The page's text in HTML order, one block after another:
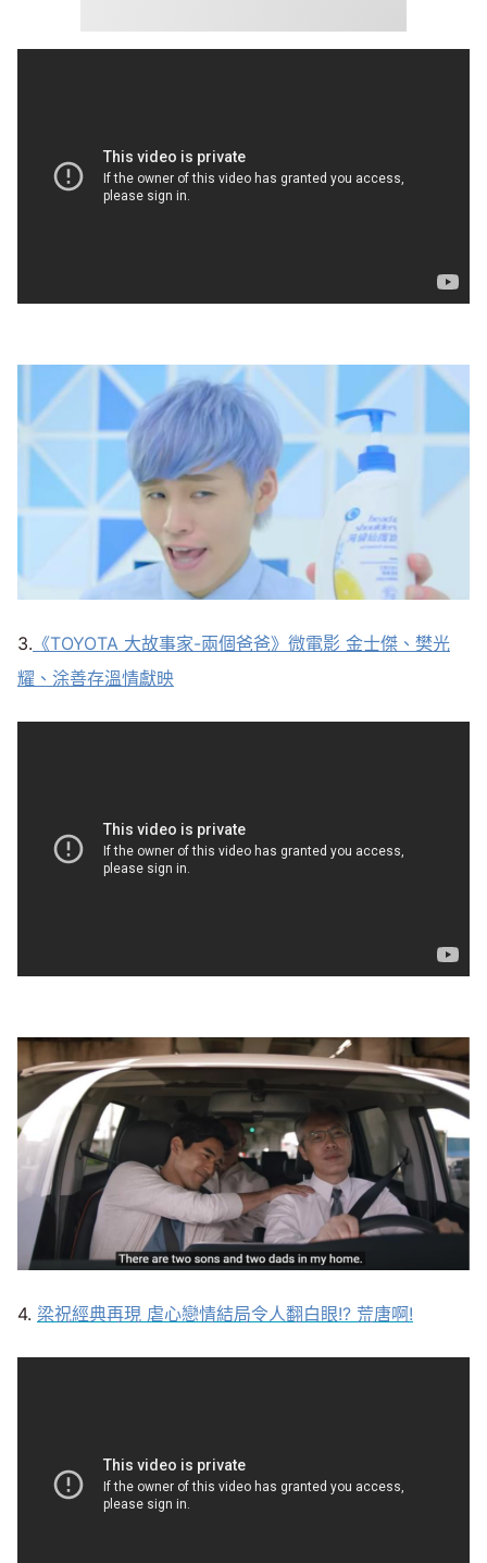
3. 《TOYOTA 大故事家-兩個爸爸》微電影 金士傑、樊光
耀、涂善存溫情獻映
4. 梁祝經典再現 虐心戀情結局令人翻白眼!? 荒唐啊!